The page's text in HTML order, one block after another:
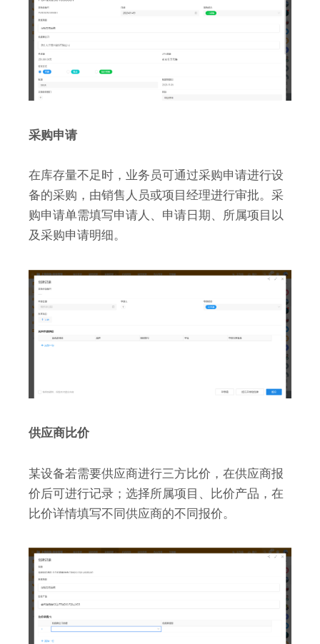
采购申请
在库存量不足时，业务员可通过采购申请进行设
备的采购，由销售人员或项目经理进行审批。采
购申请单需填写申请人、申请日期、所属项目以
及采购申请明细。
供应商比价
某设备若需要供应商进行三方比价，在供应商报
价后可进行记录；选择所属项目、比价产品，在
比价详情填写不同供应商的不同报价。